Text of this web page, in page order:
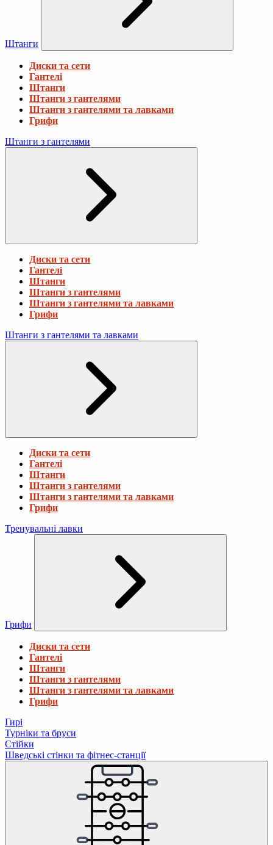
Штанги
Диски та сети
Гантелі
Штанги
Штанги з гантелями
Штанги з гантелями та лавками
Грифи
Штанги з гантелями
Диски та сети
Гантелі
Штанги
Штанги з гантелями
Штанги з гантелями та лавками
Грифи
Штанги з гантелями та лавками
Диски та сети
Гантелі
Штанги
Штанги з гантелями
Штанги з гантелями та лавками
Грифи
Тренувальні лавки
Грифи
Диски та сети
Гантелі
Штанги
Штанги з гантелями
Штанги з гантелями та лавками
Грифи
Гирі
Турніки та бруси
Стійки
Шведські стінки та фітнес-станції